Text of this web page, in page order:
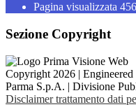
Pagina visualizzata 456
Sezione Copyright
Copyright 2026 |
Parma S.p.A. | Divisione
Disclaimer trattamento dati